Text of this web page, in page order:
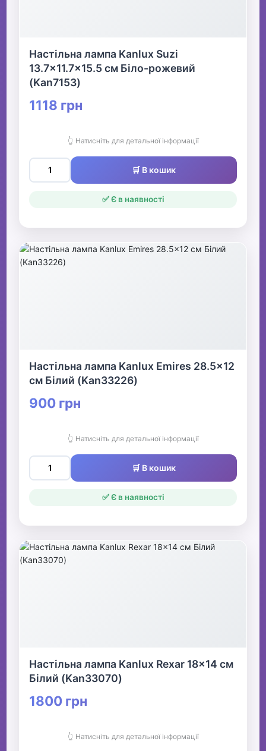
Настільна лампа Kanlux Suzi
13.7x11.7x15.5 см Біло-рожевий
(Kan7153)
1118 грн
👆 Натисніть для детальної інформації
🛒 В кошик
✅ Є в наявності
Настільна лампа Kanlux Emires 28.5x12
см Білий (Kan33226)
900 грн
👆 Натисніть для детальної інформації
🛒 В кошик
✅ Є в наявності
Настільна лампа Kanlux Rexar 18x14 см
Білий (Kan33070)
1800 грн
👆 Натисніть для детальної інформації